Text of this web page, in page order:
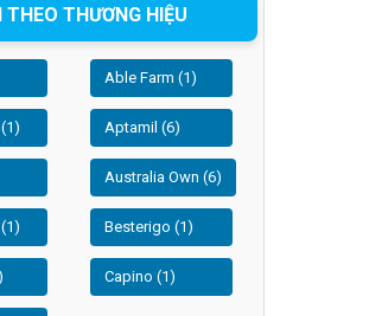
THEO THƯƠNG HIỆU
Able Farm (1)
Aptamil (6)
Australia Own (6)
Besterigo (1)
Capino (1)